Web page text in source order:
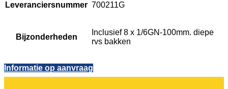
Leveranciersnummer 700211G
Bijzonderheden
Inclusief 8 x 1/6GN-100mm. diepe
rvs bakken
Informatie op aanvraag